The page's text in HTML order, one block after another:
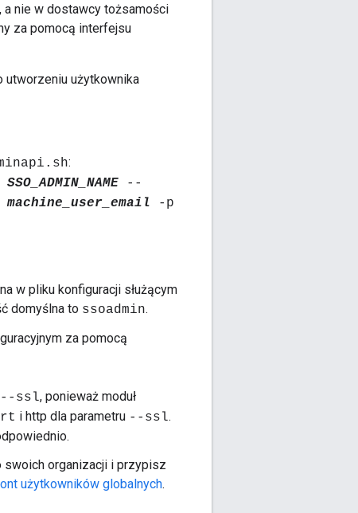
a nie w dostawcy tożsamości
za pomocą interfejsu
utworzeniu użytkownika
:
SSO_ADMIN_NAME --
machine_user_email -p
w pliku konfiguracji służącym
domyślna to ssoadmin.
za pomocą
--ssl, ponieważ moduł
i http dla parametru --ssl.
swoich organizacji i przypisz
użytkowników globalnych.